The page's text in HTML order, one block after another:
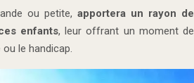
ou petite, apportera un rayon de
enfants, leur offrant un moment de
le handicap.